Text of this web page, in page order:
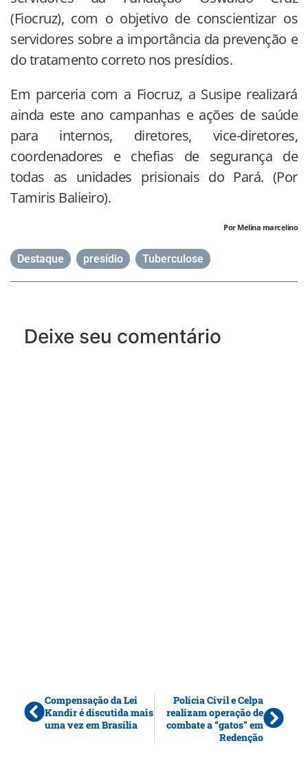
(Fiocruz), com o objetivo de conscientizar os
servidores sobre a importância da prevenção e
do tratamento correto nos presídios.
Em parceria com a Fiocruz, a Susipe realizará
ainda este ano campanhas e ações de saúde
para internos, diretores, vice-diretores,
coordenadores e chefias de segurança de
todas as unidades prisionais do Pará. (Por
Tamiris Balieiro).
Por Melina marcelino
Destaque presídio Tuberculose
Deixe seu comentário
Compensação da Lei
Kandir é discutida mais
uma vez em Brasília
Polícia Civil e Celpa
realizam operação de
combate a “gatos” em
Redenção